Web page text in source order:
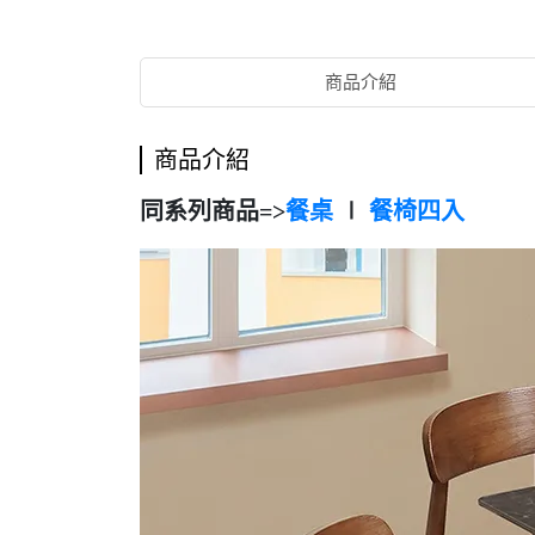
商品介紹
商品介紹
同系列商品=>餐桌 餐椅四入